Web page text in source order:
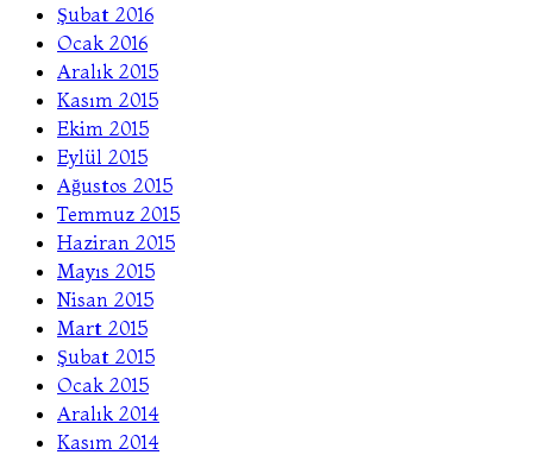
Şubat 2016
Ocak 2016
Aralık 2015
Kasım 2015
Ekim 2015
Eylül 2015
Ağustos 2015
Temmuz 2015
Haziran 2015
Mayıs 2015
Nisan 2015
Mart 2015
Şubat 2015
Ocak 2015
Aralık 2014
Kasım 2014